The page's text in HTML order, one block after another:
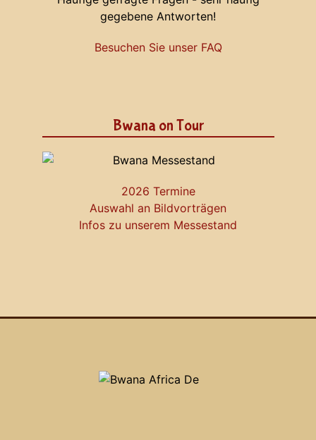
gegebene Antworten!
Besuchen Sie unser FAQ
Bwana on Tour
2026 Termine
Auswahl an Bildvorträgen
Infos zu unserem Messestand